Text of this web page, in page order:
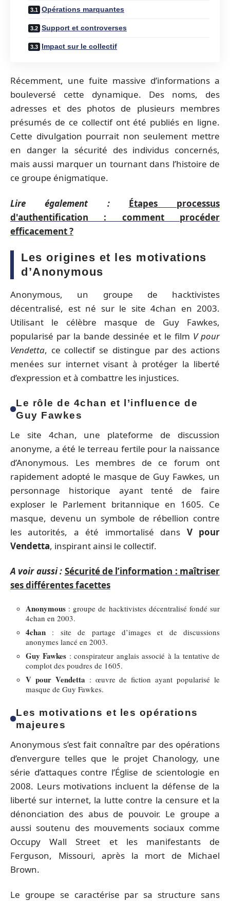
Opérations marquantes
Support et controverses
Impact sur le collectif
Récemment, une fuite massive d’informations a
bouleversé cette dynamique. Des noms, des
adresses et des photos de plusieurs membres
présumés de ce collectif ont été publiés en ligne.
Cette divulgation pourrait non seulement mettre
en danger la sécurité des individus concernés,
mais aussi marquer un tournant dans l’histoire de
ce groupe énigmatique.
Lire également :
Étapes processus
d'authentification : comment procéder
efficacement ?
Les origines et les motivations
d’Anonymous
Anonymous, un groupe de hacktivistes
décentralisé, est né sur le site 4chan en 2003.
Utilisant le célèbre masque de Guy Fawkes,
popularisé par la bande dessinée et le film V pour
Vendetta, ce collectif se distingue par des actions
menées sur internet visant à protéger la liberté
d’expression et à combattre les injustices.
Le rôle de 4chan et l’influence de
Guy Fawkes
Le site 4chan, une plateforme de discussion
anonyme, a été le terreau fertile pour la naissance
d’Anonymous. Les membres de ce forum ont
rapidement adopté le masque de Guy Fawkes, un
personnage historique ayant tenté de faire
exploser le Parlement britannique en 1605. Ce
masque, devenu un symbole de rébellion contre
les autorités, a été immortalisé dans V pour
Vendetta, inspirant ainsi le collectif.
A voir aussi : Sécurité de l’information : maîtriser
ses différentes facettes
Anonymous : groupe de hacktivistes décentralisé fondé sur
4chan en 2003.
4chan : site de partage d’images et de discussions
anonymes lancé en 2003.
Guy Fawkes : conspirateur anglais associé à la tentative de
complot des poudres de 1605.
V pour Vendetta : œuvre de fiction ayant popularisé le
masque de Guy Fawkes.
Les motivations et les opérations
majeures
Anonymous s’est fait connaître par des opérations
d’envergure telles que le projet Chanology, une
série d’attaques contre l’Église de scientologie en
2008. Leurs motivations incluent la défense de la
liberté sur internet, la lutte contre la censure et la
dénonciation des abus de pouvoir. Le groupe a
aussi soutenu des mouvements sociaux comme
Occupy Wall Street et les manifestants de
Ferguson, Missouri, après la mort de Michael
Brown.
Le groupe se caractérise par sa structure sans